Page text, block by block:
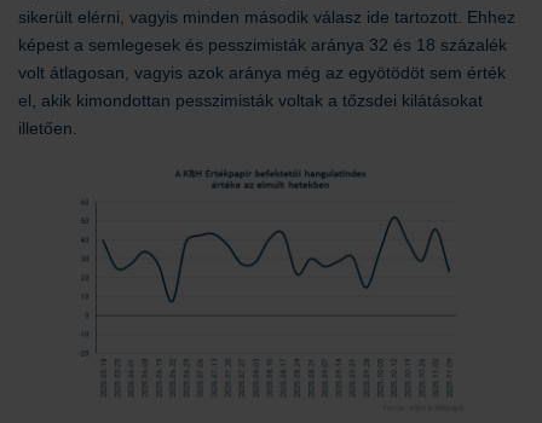
sikerült elérni, vagyis minden második válasz ide tartozott. Ehhez
képest a semlegesek és pesszimisták aránya 32 és 18 százalék
volt átlagosan, vagyis azok aránya még az egyötödöt sem érték
el, akik kimondottan pesszimisták voltak a tőzsdei kilátásokat
illetően.